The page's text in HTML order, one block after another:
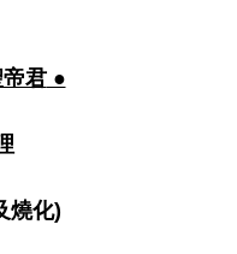
君●
燒化)